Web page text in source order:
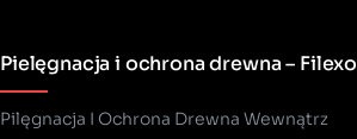
Pielęgnacja i ochrona drewna – Filexo
Pilęgnacja I Ochrona Drewna Wewnątrz